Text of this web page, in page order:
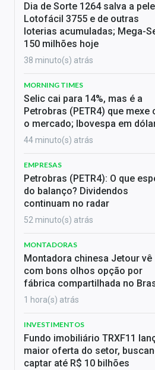
Dia de Sorte 1264 salva a
Lotofácil 3755 e de outras
loterias acumuladas; Mega-
150 milhões hoje
38 minuto(s) atrás
MORNING TIMES
Selic cai para 14%, mas é a
Petrobras (PETR4) que mexe
o mercado; Ibovespa em
44 minuto(s) atrás
EMPRESAS
Petrobras (PETR4): O que
do balanço? Dividendos
continuam no radar
52 minuto(s) atrás
MONTADORAS
Montadora chinesa Jetour vê
com bons olhos opção por
fábrica compartilhada no
1 hora(s) atrás
INVESTIMENTOS
Fundo imobiliário TRXF11
maior oferta do setor,
captar até R$ 10 bilhões